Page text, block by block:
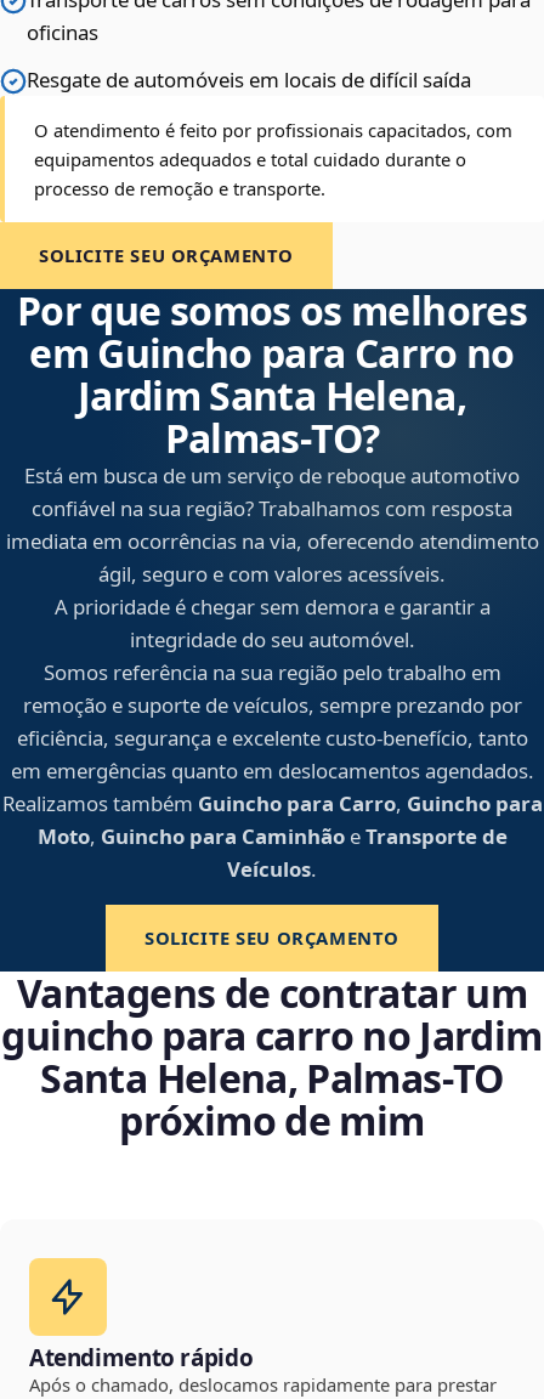
oficinas
Resgate de automóveis em locais de difícil saída
O atendimento é feito por profissionais capacitados, com
equipamentos adequados e total cuidado durante o
processo de remoção e transporte.
SOLICITE SEU ORÇAMENTO
Por que somos os melhores
em Guincho para Carro no
Jardim Santa Helena,
Palmas‑TO?
Está em busca de um serviço de reboque automotivo
confiável na sua região? Trabalhamos com resposta
imediata em ocorrências na via, oferecendo atendimento
ágil, seguro e com valores acessíveis.
A prioridade é chegar sem demora e garantir a
integridade do seu automóvel.
Somos referência na sua região pelo trabalho em
remoção e suporte de veículos, sempre prezando por
eficiência, segurança e excelente custo-benefício, tanto
em emergências quanto em deslocamentos agendados.
Realizamos também Guincho para Carro, Guincho para
Moto, Guincho para CaminhãoeTransporte de
Veículos.
SOLICITE SEU ORÇAMENTO
Vantagens de contratar um
guincho para carro no Jardim
Santa Helena, Palmas‑TO
próximo de mim
Atendimento rápido
Após o chamado, deslocamos rapidamente para prestar